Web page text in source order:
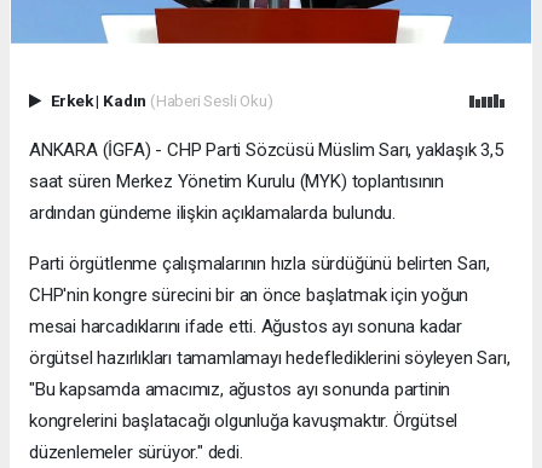
Erkek| Kadın (Haberi Sesli Oku)
ANKARA (İGFA) - CHP Parti Sözcüsü Müslim Sarı, yaklaşık 3,5
saat süren Merkez Yönetim Kurulu (MYK) toplantısının
ardından gündeme ilişkin açıklamalarda bulundu.
Parti örgütlenme çalışmalarının hızla sürdüğünü belirten Sarı,
CHP'nin kongre sürecini bir an önce başlatmak için yoğun
mesai harcadıklarını ifade etti. Ağustos ayı sonuna kadar
örgütsel hazırlıkları tamamlamayı hedeflediklerini söyleyen Sarı,
"Bu kapsamda amacımız, ağustos ayı sonunda partinin
kongrelerini başlatacağı olgunluğa kavuşmaktır. Örgütsel
düzenlemeler sürüyor." dedi.